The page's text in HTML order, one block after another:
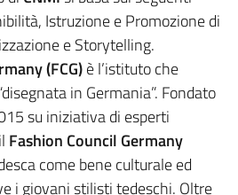
Istruzione e Promozione di
e Storytelling.
(FCG)è l’istituto che
in Germania”. Fondato
su iniziativa di esperti
Fashion Council Germany
come bene culturale ed
i giovani stilisti tedeschi. Oltre